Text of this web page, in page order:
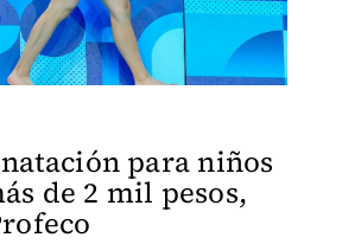
para niños
de 2 mil pesos,